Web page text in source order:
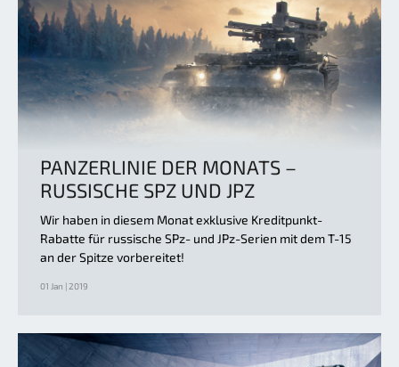
PANZERLINIE DER MONATS –
RUSSISCHE SPZ UND JPZ
Wir haben in diesem Monat exklusive Kreditpunkt-
Rabatte für russische SPz- und JPz-Serien mit dem T-15
an der Spitze vorbereitet!
01 Jan | 2019